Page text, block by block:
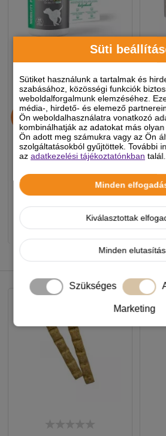
Süti
Sütiket használunk a tartalmak és
szabásához, közösségi funkciók
weboldalforgalmunk elemzéséhez.
média-, hirdető- és elemező
Ön weboldalhasználatra vonatkozó
kombinálhatják az adatokat más
Ön adott meg számukra vagy az Ön
szolgáltatásokból gyűjtöttek. További
azadatkezelési tájékoztatónkban talál.
Minden
Kiválasztottak
Minden
Szükséges
Marketing
BiogenicPet Mobility Pro
60x - csúcs ízületvédő
kutyáknak
16 990 Ft
-5%
Készleten, várható szállítás 1-3
munkanap
+ KOSÁRBA -